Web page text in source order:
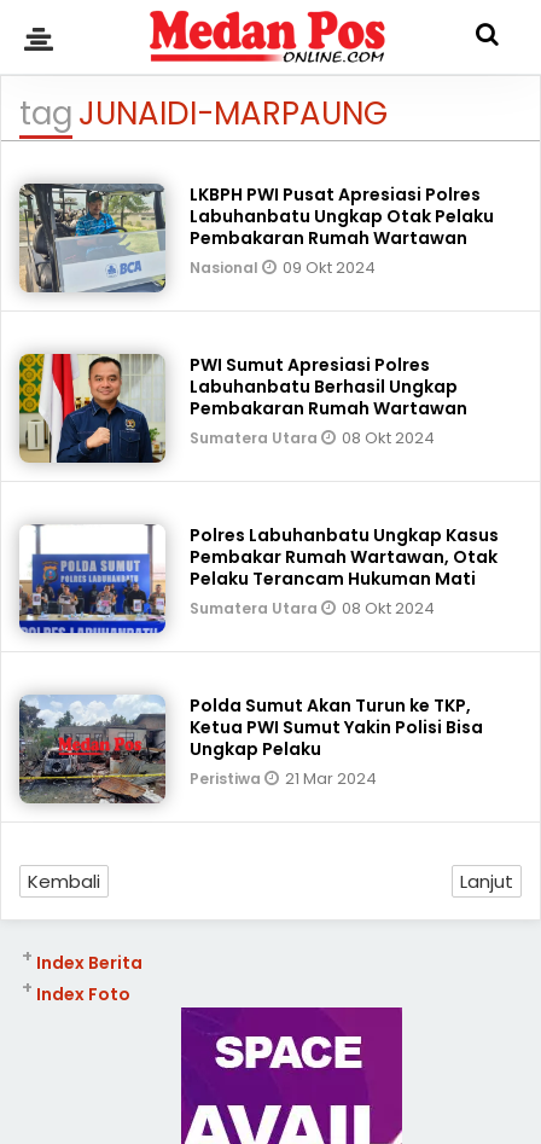
tagJUNAIDI-MARPAUNG
LKBPH PWI Pusat Apresiasi Polres
Labuhanbatu Ungkap Otak Pelaku
Pembakaran Rumah Wartawan
Nasional 09 Okt 2024
PWI Sumut Apresiasi Polres
Labuhanbatu Berhasil Ungkap
Pembakaran Rumah Wartawan
Sumatera Utara 08 Okt 2024
Polres Labuhanbatu Ungkap Kasus
Pembakar Rumah Wartawan, Otak
Pelaku Terancam Hukuman Mati
Sumatera Utara 08 Okt 2024
Polda Sumut Akan Turun ke TKP,
Ketua PWI Sumut Yakin Polisi Bisa
Ungkap Pelaku
Peristiwa 21 Mar 2024
Kembali Lanjut
Index Berita
+
Index Foto
+